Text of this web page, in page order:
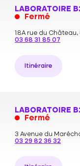
LABORATOIRE
Fermé
18A rue du Château,
03 68 31 85 07
Itinéraire
LABORATOIRE
Fermé
3 Avenue du
03 29 82 36 32